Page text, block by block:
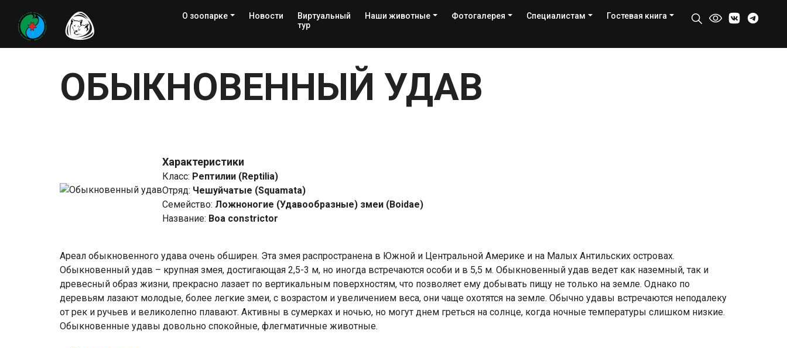
О зоопарке Новости
Виртуальный
тур
Наши животные Фотогалерея Специалистам Гостевая книга
ОБЫКНОВЕННЫЙ УДАВ
Характеристики
Класс: Рептилии (Reptilia)
Отряд: Чешуйчатые (Squamata)
Семейство: Ложноногие (Удавообразные) змеи (Boidae)
Название: Boa constrictor
Ареал обыкновенного удава очень обширен. Эта змея распространена в Южной и Центральной Америке и на Малых Антильских островах.
Обыкновенный удав – крупная змея, достигающая 2,5-3 м, но иногда встречаются особи и в 5,5 м. Обыкновенный удав ведет как наземный, так и
древесный образ жизни, прекрасно лазает по вертикальным поверхностям, что позволяет ему добывать пищу не только на земле. Однако по
деревьям лазают молодые, более легкие змеи, с возрастом и увеличением веса, они чаще охотятся на земле. Обычно удавы встречаются неподалеку
от рек и ручьев и великолепно плавают. Активны в сумерках и ночью, но могут днем греться на солнце, когда ночные температуры слишком низкие.
Обыкновенные удавы довольно спокойные, флегматичные животные.